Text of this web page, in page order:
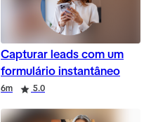
Capturar leads com um
formulário instantâneo
6m 5.0